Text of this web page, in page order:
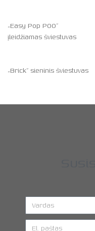
„Easy Pop P00”
įleidžiamas šviestuvas
„Brick” sieninis šviestuvas